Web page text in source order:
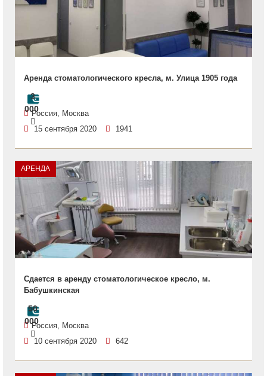
Аренда стоматологического кресла, м. Улица 1905 года
3
000Россия, Москва
15 сентября 2020
1941
АРЕНДА
Сдается в аренду стоматологическое кресло, м.
Бабушкинская
50
000Россия, Москва
10 сентября 2020
642